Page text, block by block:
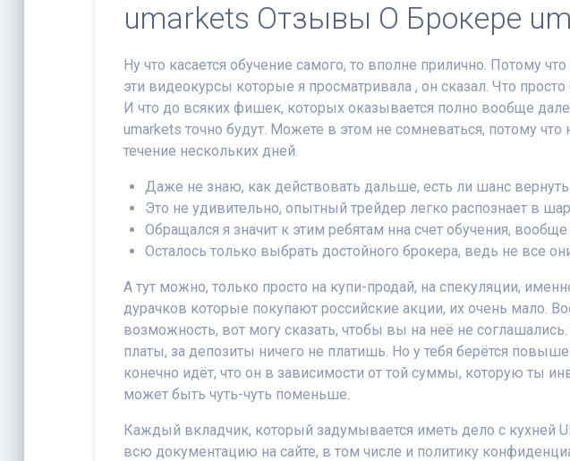
umarkets Отзывы О Брокере
Ну что касается обучение самого, то вполне прилично. Потому
эти видеокурсы которые я просматривала , он сказал. Что
И что до всяких фишек, которых оказывается полно вообще
umarkets точно будут. Можете в этом не сомневаться, потому
течение нескольких дней.
Даже не знаю, как действовать дальше, есть ли шанс
Это не удивительно, опытный трейдер легко распознает в
Обращался я значит к этим ребятам нна счет обучения, вообще
Осталось только выбрать достойного брокера, ведь не все
А тут можно, только просто на купи-продай, на спекуляции,
дурачков которые покупают российские акции, их очень мало.
возможность, вот могу сказать, чтобы вы на неё не
платы, за депозиты ничего не платишь. Но у тебя берётся
конечно идёт, что он в зависимости от той суммы, которую ты
может быть чуть-чуть поменьше.
Каждый вкладчик, который задумывается иметь дело с кухней
всю документацию на сайте, в том числе и политику